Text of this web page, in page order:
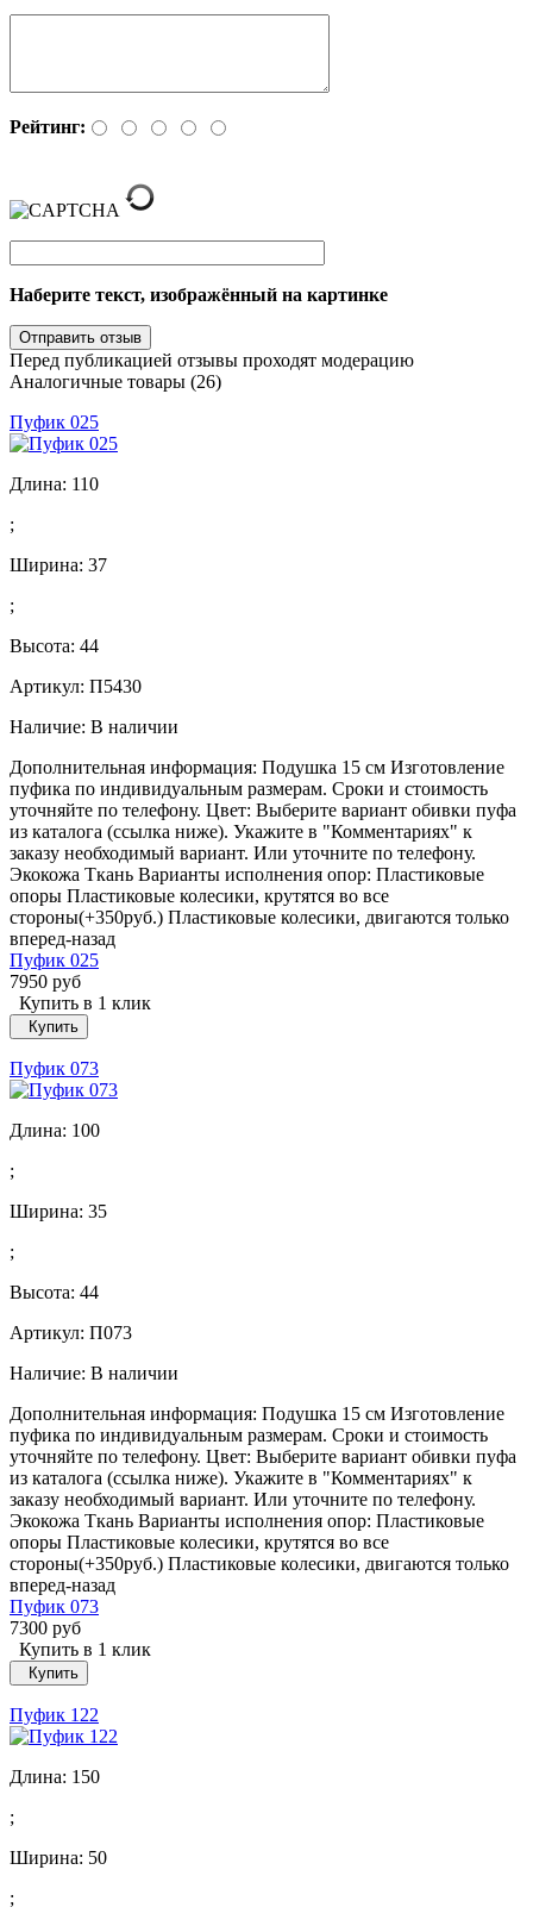
Рейтинг:
Наберите текст, изображённый на картинке
Перед публикацией отзывы проходят модерацию
Аналогичные товары (26)
Пуфик 025
Длина: 110
;
Ширина: 37
;
Высота: 44
Артикул: П5430
Наличие: В наличии
Дополнительная информация: Подушка 15 см Изготовление
пуфика по индивидуальным размерам. Сроки и стоимость
уточняйте по телефону. Цвет: Выберите вариант обивки пуфа
из каталога (ссылка ниже). Укажите в "Комментариях" к
заказу необходимый вариант. Или уточните по телефону.
Экокожа Ткань Варианты исполнения опор: Пластиковые
опоры Пластиковые колесики, крутятся во все
стороны(+350руб.) Пластиковые колесики, двигаются только
вперед-назад
Пуфик 025
7950 руб
Купить в 1 клик
Купить
Пуфик 073
Длина: 100
;
Ширина: 35
;
Высота: 44
Артикул: П073
Наличие: В наличии
Дополнительная информация: Подушка 15 см Изготовление
пуфика по индивидуальным размерам. Сроки и стоимость
уточняйте по телефону. Цвет: Выберите вариант обивки пуфа
из каталога (ссылка ниже). Укажите в "Комментариях" к
заказу необходимый вариант. Или уточните по телефону.
Экокожа Ткань Варианты исполнения опор: Пластиковые
опоры Пластиковые колесики, крутятся во все
стороны(+350руб.) Пластиковые колесики, двигаются только
вперед-назад
Пуфик 073
7300 руб
Купить в 1 клик
Купить
Пуфик 122
Длина: 150
;
Ширина: 50
;